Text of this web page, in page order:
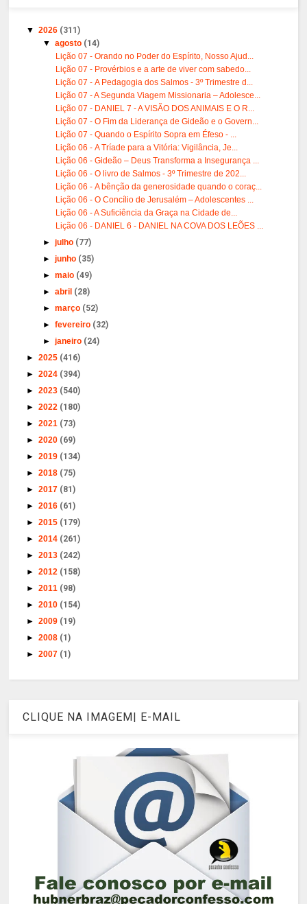
▼2026 (311)
▼agosto (14)
Lição 07 - Orando no Poder do Espírito, Nosso Ajud...
Lição 07 - Provérbios e a arte de viver com sabedo...
Lição 07 - A Pedagogia dos Salmos - 3º Trimestre d...
Lição 07 - A Segunda Viagem Missionaria – Adolesce...
Lição 07 - DANIEL 7 - A VISÃO DOS ANIMAIS E O R...
Lição 07 - O Fim da Liderança de Gideão e o Govern...
Lição 07 - Quando o Espírito Sopra em Éfeso - ...
Lição 06 - A Tríade para a Vitória: Vigilância, Je...
Lição 06 - Gideão – Deus Transforma a Insegurança ...
Lição 06 - O livro de Salmos - 3º Trimestre de 202...
Lição 06 - A bênção da generosidade quando o coraç...
Lição 06 - O Concílio de Jerusalém – Adolescentes ...
Lição 06 - A Suficiência da Graça na Cidade de...
Lição 06 - DANIEL 6 - DANIEL NA COVA DOS LEÕES ...
►julho (77)
►junho (35)
►maio (49)
►abril (28)
►março (52)
►fevereiro (32)
►janeiro (24)
►2025 (416)
►2024 (394)
►2023 (540)
►2022 (180)
►2021 (73)
►2020 (69)
►2019 (134)
►2018 (75)
►2017 (81)
►2016 (61)
►2015 (179)
►2014 (261)
►2013 (242)
►2012 (158)
►2011 (98)
►2010 (154)
►2009 (19)
►2008 (1)
►2007 (1)
CLIQUE NA IMAGEM| E-MAIL